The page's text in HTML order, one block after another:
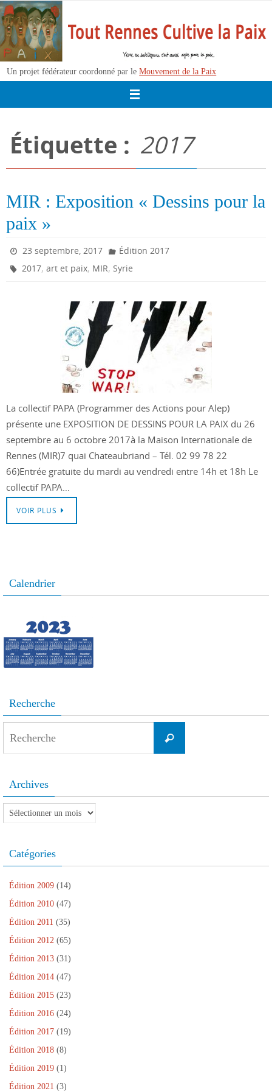
Passer
vers
le
contenu
Un projet fédérateur coordonné par leMouvement de la Paix
Étiquette : 2017
MIR : Exposition « Dessins pour la
paix »
23 septembre, 2017
Édition 2017
2017,art et paix, MIR,Syrie
La collectif PAPA (Programmer des Actions pour Alep)
présente une EXPOSITION DE DESSINS POUR LA PAIX du 26
septembre au 6 octobre 2017à la Maison Internationale de
Rennes (MIR)7 quai Chateaubriand – Tél. 02 99 78 22
66)Entrée gratuite du mardi au vendredi entre 14h et 18h Le
collectif PAPA…
VOIR PLUS
Calendrier
Recherche
Recherche
Archives
Archives
Catégories
Édition 2009 (14)
Édition 2010 (47)
Édition 2011 (35)
Édition 2012 (65)
Édition 2013 (31)
Édition 2014 (47)
Édition 2015 (23)
Édition 2016 (24)
Édition 2017 (19)
Édition 2018 (8)
Édition 2019 (1)
Édition 2021 (3)